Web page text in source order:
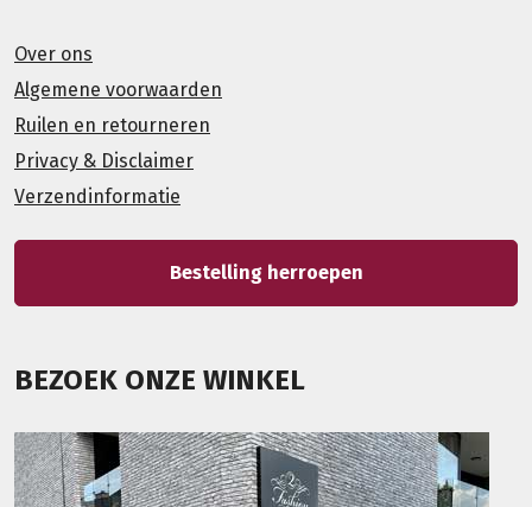
Over ons
Algemene voorwaarden
Ruilen en retourneren
Privacy & Disclaimer
Verzendinformatie
Bestelling herroepen
BEZOEK ONZE WINKEL